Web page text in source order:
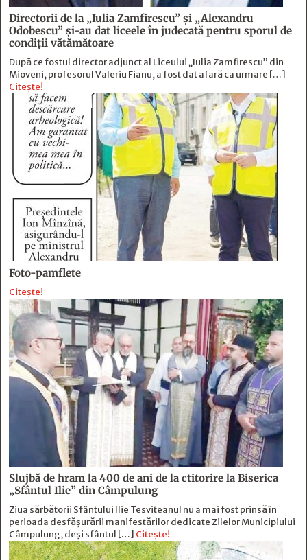
Directorii de la „Iulia Zamfirescu” și „Alexandru
Odobescu” și-au dat liceele în judecată pentru sporul de
condiții vătămătoare
După ce fostul director adjunct al Liceului „Iulia Zamfirescu” din
Mioveni, profesorul Valeriu Fianu, a fost dat afară ca urmare […]
Citește!
Foto-pamflete
Citește!
Slujbă de hram la 400 de ani de la ctitorire la Biserica
„Sfântul Ilie” din Câmpulung
Ziua sărbătorii Sfântului Ilie Tesviteanul nu a mai fost prinsă în
perioada desfășurării manifestărilor dedicate Zilelor Municipiului
Câmpulung, deși sfântul […] Citește!